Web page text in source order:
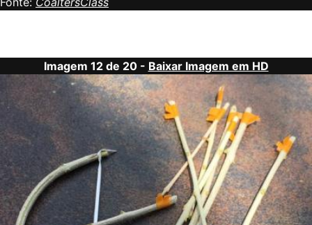
Imagem 12 de 20 - Baixar Imagem em HD